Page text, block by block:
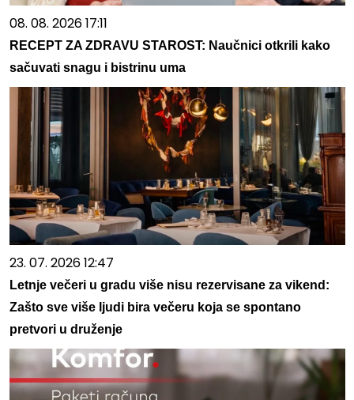
08. 08. 2026 17:11
RECEPT ZA ZDRAVU STAROST: Naučnici otkrili kako
sačuvati snagu i bistrinu uma
23. 07. 2026 12:47
Letnje večeri u gradu više nisu rezervisane za vikend:
Zašto sve više ljudi bira večeru koja se spontano
pretvori u druženje